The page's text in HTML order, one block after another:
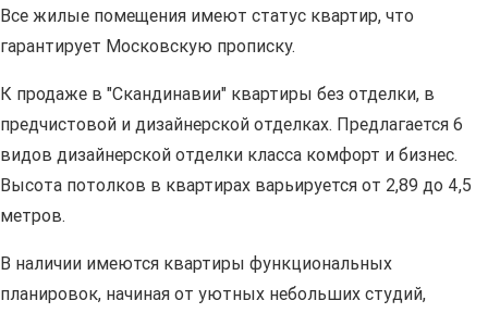
Все жилые помещения имеют статус квартир, что
гарантирует Московскую прописку.
К продаже в "Скандинавии" квартиры без отделки, в
предчистовой и дизайнерской отделках. Предлагается 6
видов дизайнерской отделки класса комфорт и бизнес.
Высота потолков в квартирах варьируется от 2,89 до 4,5
метров.
В наличии имеются квартиры функциональных
планировок, начиная от уютных небольших студий,